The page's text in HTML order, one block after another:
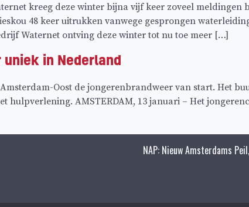
kreeg deze winter bijna vijf keer zoveel
48 keer uitrukken vanwege gesprongen
Waternet ontving deze winter tot nu toe meer […]
in Nederland
Oost de jongerenbrandweer van start. Het
hulpverlening. AMSTERDAM, 13 januari – Het
NAP: Nieuw Amsterdams